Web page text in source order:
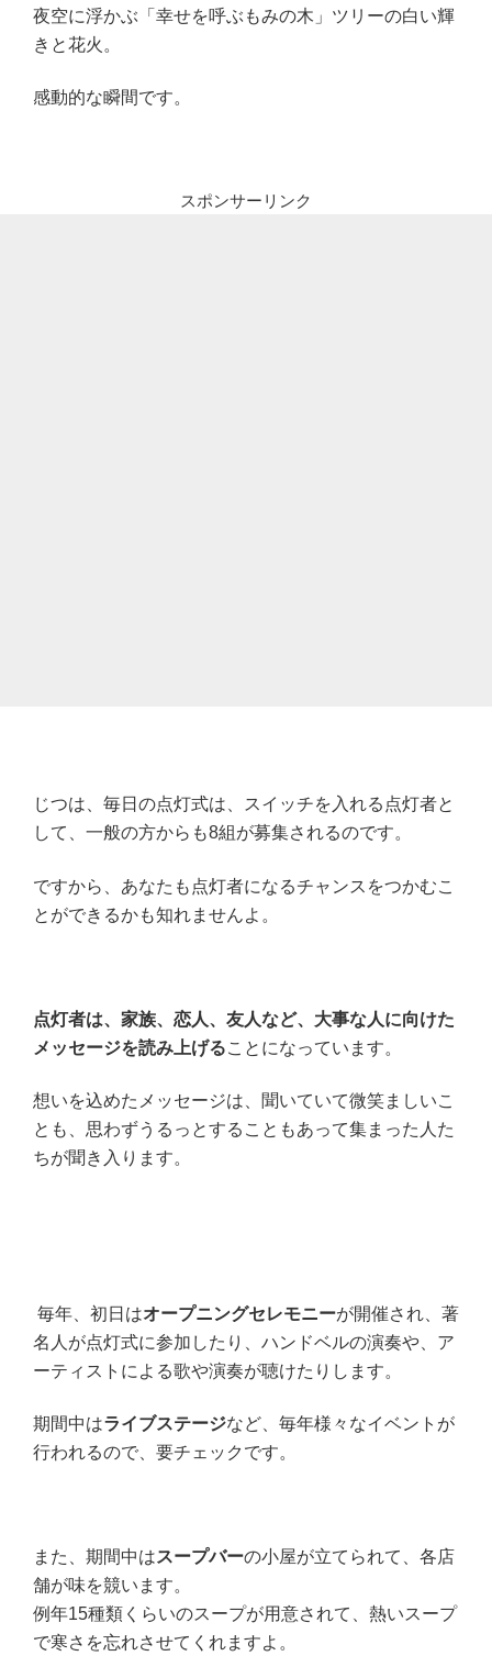
夜空に浮かぶ「幸せを呼ぶもみの木」ツリーの白い輝
きと花火。
感動的な瞬間です。
スポンサーリンク
じつは、毎日の点灯式は、スイッチを入れる点灯者と
して、一般の方からも8組が募集されるのです。
ですから、あなたも点灯者になるチャンスをつかむこ
とができるかも知れませんよ。
点灯者は、家族、恋人、友人など、大事な人に向けた
メッセージを読み上げることになっています。
想いを込めたメッセージは、聞いていて微笑ましいこ
とも、思わずうるっとすることもあって集まった人た
ちが聞き入ります。
毎年、初日はオープニングセレモニーが開催され、著
名人が点灯式に参加したり、ハンドベルの演奏や、ア
ーティストによる歌や演奏が聴けたりします。
期間中はライブステージなど、毎年様々なイベントが
行われるので、要チェックです。
また、期間中はスープバーの小屋が立てられて、各店
舗が味を競います。
例年15種類くらいのスープが用意されて、熱いスープ
で寒さを忘れさせてくれますよ。